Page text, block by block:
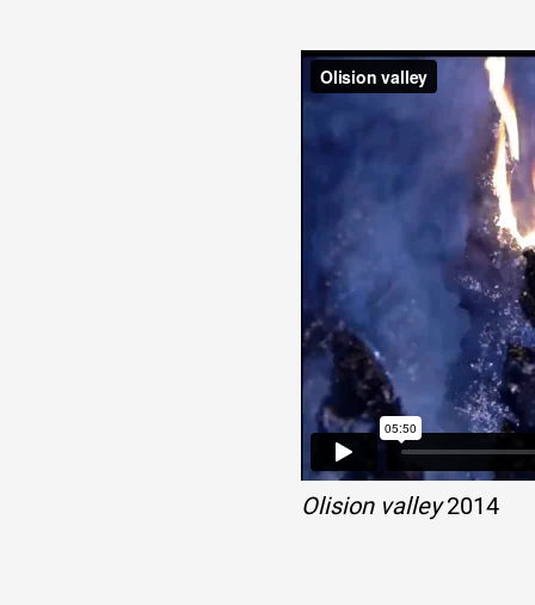
Olision valley2014